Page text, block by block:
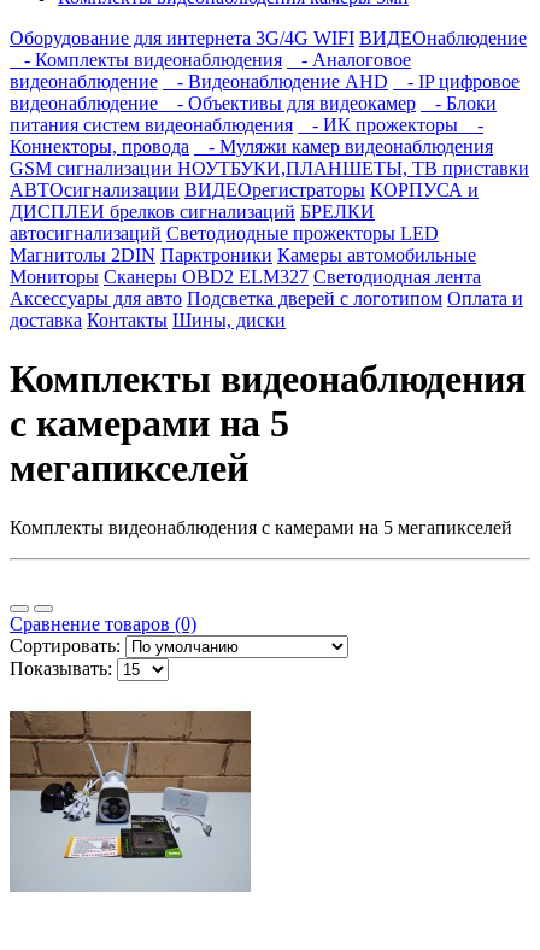
Оборудование для интернета 3G/4G WIFI ВИДЕОнаблюдение
- Комплекты видеонаблюдения
- Аналоговое
видеонаблюдение
- Видеонаблюдение AHD
- IP цифровое
видеонаблюдение
- Объективы для видеокамер
- Блоки
питания систем видеонаблюдения
- ИК прожекторы
-
Коннекторы, провода
- Муляжи камер видеонаблюдения
GSM сигнализации НОУТБУКИ,ПЛАНШЕТЫ, ТВ приставки
АВТОсигнализации ВИДЕОрегистраторы КОРПУСА и
ДИСПЛЕИ брелков сигнализаций БРЕЛКИ
автосигнализаций Светодиодные прожекторы LED
Магнитолы 2DIN Парктроники Камеры автомобильные
Мониторы Сканеры OBD2 ELM327 Светодиодная лента
Аксессуары для авто Подсветка дверей с логотипом Оплата и
доставка Контакты Шины, диски
Комплекты видеонаблюдения
с камерами на 5
мегапикселей
Комплекты видеонаблюдения с камерами на 5 мегапикселей
Сравнение товаров (0)
Сортировать:
Показывать: